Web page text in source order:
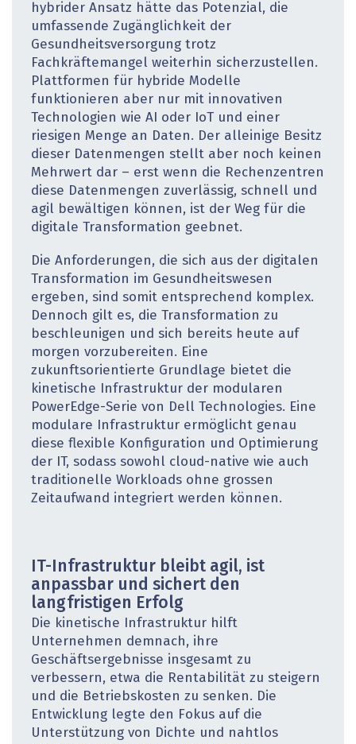
hybrider Ansatz hätte das Potenzial, die
umfassende Zugänglichkeit der
Gesundheitsversorgung trotz
Fachkräftemangel weiterhin sicherzustellen.
Plattformen für hybride Modelle
funktionieren aber nur mit innovativen
Technologien wie AI oder IoT und einer
riesigen Menge an Daten. Der alleinige Besitz
dieser Datenmengen stellt aber noch keinen
Mehrwert dar – erst wenn die Rechenzentren
diese Datenmengen zuverlässig, schnell und
agil bewältigen können, ist der Weg für die
digitale Transformation geebnet.
Die Anforderungen, die sich aus der digitalen
Transformation im Gesundheitswesen
ergeben, sind somit entsprechend komplex.
Dennoch gilt es, die Transformation zu
beschleunigen und sich bereits heute auf
morgen vorzubereiten. Eine
zukunftsorientierte Grundlage bietet die
kinetische Infrastruktur der modularen
PowerEdge-Serie von Dell Technologies. Eine
modulare Infrastruktur ermöglicht genau
diese flexible Konfiguration und Optimierung
der IT, sodass sowohl cloud-native wie auch
traditionelle Workloads ohne grossen
Zeitaufwand integriert werden können.
IT-Infrastruktur bleibt agil, ist
anpassbar und sichert den
langfristigen Erfolg
Die kinetische Infrastruktur hilft
Unternehmen demnach, ihre
Geschäftsergebnisse insgesamt zu
verbessern, etwa die Rentabilität zu steigern
und die Betriebskosten zu senken. Die
Entwicklung legte den Fokus auf die
Unterstützung von Dichte und nahtlos